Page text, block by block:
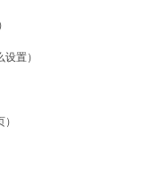
置）